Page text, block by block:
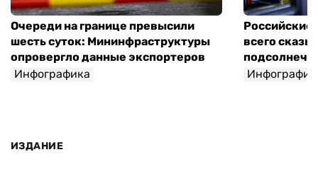
Очереди на границе превысили
шесть суток: Мининфраструктуры
опровергло данные экспортеров
Инфографика
Российские
всего
ИЗДАНИЕ